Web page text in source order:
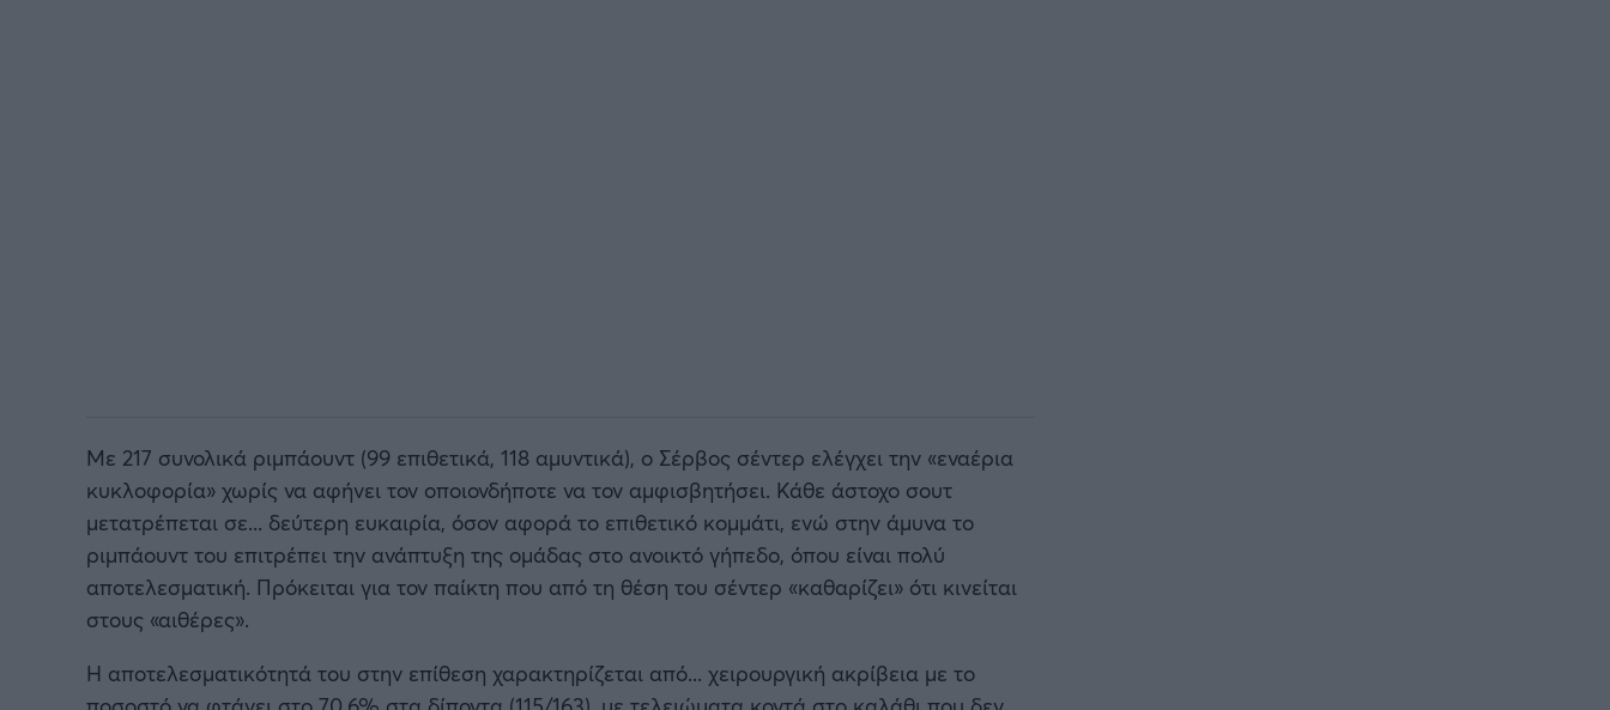
Με 217 συνολικά ριμπάουντ (99 επιθετικά, 118 αμυντικά), ο Σέρβος σέντερ ελέγχει την «εναέρια
κυκλοφορία» χωρίς να αφήνει τον οποιονδήποτε να τον αμφισβητήσει. Κάθε άστοχο σουτ
μετατρέπεται σε... δεύτερη ευκαιρία, όσον αφορά το επιθετικό κομμάτι, ενώ στην άμυνα το
ριμπάουντ του επιτρέπει την ανάπτυξη της ομάδας στο ανοικτό γήπεδο, όπου είναι πολύ
αποτελεσματική. Πρόκειται για τον παίκτη που από τη θέση του σέντερ «καθαρίζει» ότι κινείται
στους «αιθέρες».
Η αποτελεσματικότητά του στην επίθεση χαρακτηρίζεται από... χειρουργική ακρίβεια με το